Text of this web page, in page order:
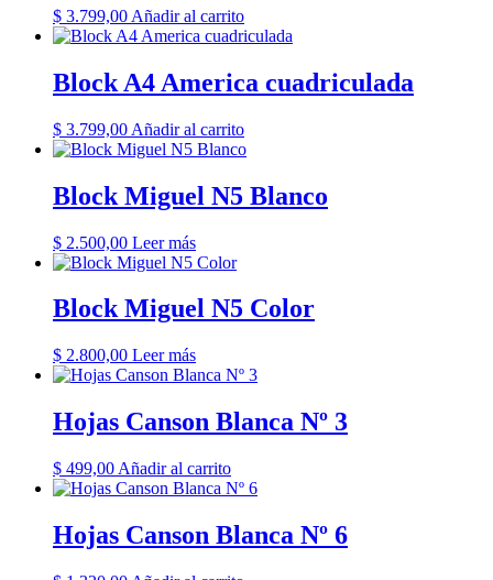
$ 3.799,00 Añadir al carrito
Block A4 America cuadriculada
$ 3.799,00 Añadir al carrito
Block Miguel N5 Blanco
$ 2.500,00 Leer más
Block Miguel N5 Color
$ 2.800,00 Leer más
Hojas Canson Blanca Nº 3
$ 499,00 Añadir al carrito
Hojas Canson Blanca Nº 6